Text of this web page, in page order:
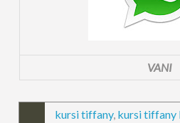
VANI
kursi tiffany, kursi tiffany